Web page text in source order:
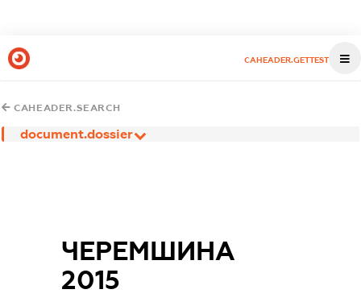
CAHEADER.GETTEST
CAHEADER.SEARCH
document.dossier
ЧЕРЕМШИНА
2015